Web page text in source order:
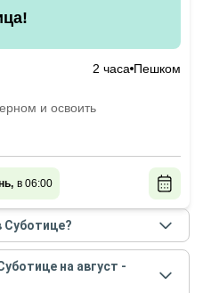
2 часа Пешком
и освоить
в 06:00
Суботице?
в Суботицев
на август -